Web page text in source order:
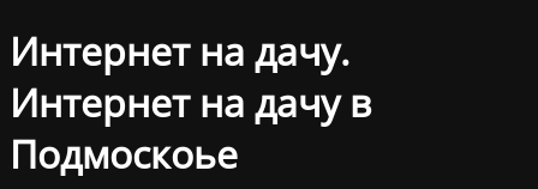
Интернет на дачу.
Интернет на дачу в
Подмоскоье